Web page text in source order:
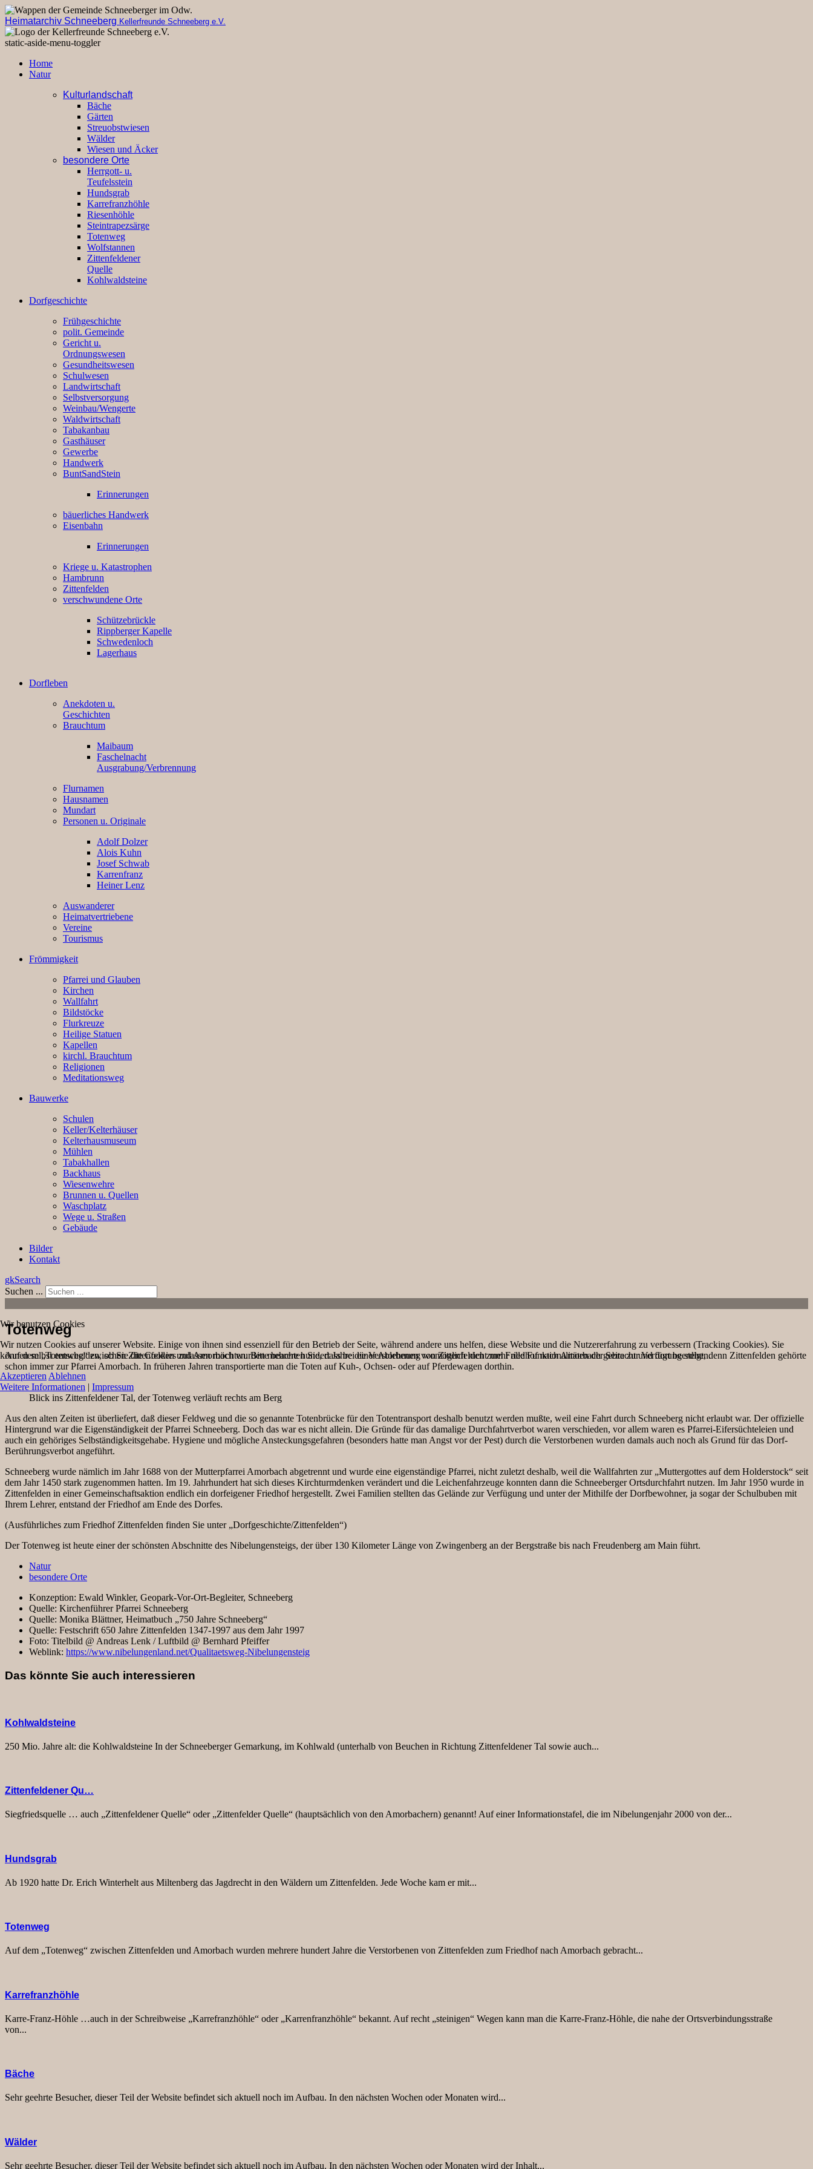
Heimatarchiv Schneeberg Kellerfreunde Schneeberg e.V.
static-aside-menu-toggler
Home
Natur
Kulturlandschaft
Bäche
Gärten
Streuobstwiesen
Wälder
Wiesen und Äcker
besondere Orte
Herrgott- u.
Teufelsstein
Hundsgrab
Karrefranzhöhle
Riesenhöhle
Steintrapezsärge
Totenweg
Wolfstannen
Zittenfeldener
Quelle
Kohlwaldsteine
Dorfgeschichte
Frühgeschichte
polit. Gemeinde
Gericht u.
Ordnungswesen
Gesundheitswesen
Schulwesen
Landwirtschaft
Selbstversorgung
Weinbau/Wengerte
Waldwirtschaft
Tabakanbau
Gasthäuser
Gewerbe
Handwerk
BuntSandStein
Erinnerungen
bäuerliches Handwerk
Eisenbahn
Erinnerungen
Kriege u. Katastrophen
Hambrunn
Zittenfelden
verschwundene Orte
Schützebrückle
Rippberger Kapelle
Schwedenloch
Lagerhaus
Dorfleben
Anekdoten u.
Geschichten
Brauchtum
Maibaum
Faschelnacht
Ausgrabung/Verbrennung
Flurnamen
Hausnamen
Mundart
Personen u. Originale
Adolf Dolzer
Alois Kuhn
Josef Schwab
Karrenfranz
Heiner Lenz
Auswanderer
Heimatvertriebene
Vereine
Tourismus
Frömmigkeit
Pfarrei und Glauben
Kirchen
Wallfahrt
Bildstöcke
Flurkreuze
Heilige Statuen
Kapellen
kirchl. Brauchtum
Religionen
Meditationsweg
Bauwerke
Schulen
Keller/Kelterhäuser
Kelterhausmuseum
Mühlen
Tabakhallen
Backhaus
Wiesenwehre
Brunnen u. Quellen
Waschplatz
Wege u. Straßen
Gebäude
Bilder
Kontakt
gkSearch
Suchen ...
Totenweg
Auf dem „Totenweg“ zwischen Zittenfelden und Amorbach wurden mehrere hundert Jahre die Verstorbenen von Zittenfelden zum Friedhof nach Amorbach gebracht und dort beerdigt, denn Zittenfelden gehörte
schon immer zur Pfarrei Amorbach. In früheren Jahren transportierte man die Toten auf Kuh-, Ochsen- oder auf Pferdewagen dorthin.
Blick ins Zittenfeldener Tal, der Totenweg verläuft rechts am Berg
Aus den alten Zeiten ist überliefert, daß dieser Feldweg und die so genannte Totenbrücke für den Totentransport deshalb benutzt werden mußte, weil eine Fahrt durch Schneeberg nicht erlaubt war. Der offizielle
Hintergrund war die Eigenständigkeit der Pfarrei Schneeberg. Doch das war es nicht allein. Die Gründe für das damalige Durchfahrtverbot waren verschieden, vor allem waren es Pfarrei-Eifersüchteleien und
auch ein gehöriges Selbständigkeitsgehabe. Hygiene und mögliche Ansteckungsgefahren (besonders hatte man Angst vor der Pest) durch die Verstorbenen wurden damals auch noch als Grund für das Dorf-
Berührungsverbot angeführt.
Schneeberg wurde nämlich im Jahr 1688 von der Mutterpfarrei Amorbach abgetrennt und wurde eine eigenständige Pfarrei, nicht zuletzt deshalb, weil die Wallfahrten zur „Muttergottes auf dem Holderstock“ seit
dem Jahr 1450 stark zugenommen hatten. Im 19. Jahrhundert hat sich dieses Kirchturmdenken verändert und die Leichenfahrzeuge konnten dann die Schneeberger Ortsdurchfahrt nutzen. Im Jahr 1950 wurde in
Zittenfelden in einer Gemeinschaftsaktion endlich ein dorfeigener Friedhof hergestellt. Zwei Familien stellten das Gelände zur Verfügung und unter der Mithilfe der Dorfbewohner, ja sogar der Schulbuben mit
Ihrem Lehrer, entstand der Friedhof am Ende des Dorfes.
(Ausführliches zum Friedhof Zittenfelden finden Sie unter „Dorfgeschichte/Zittenfelden“)
Der Totenweg ist heute einer der schönsten Abschnitte des Nibelungensteigs, der über 130 Kilometer Länge von Zwingenberg an der Bergstraße bis nach Freudenberg am Main führt.
Natur
besondere Orte
Konzeption: Ewald Winkler, Geopark-Vor-Ort-Begleiter, Schneeberg
Quelle: Kirchenführer Pfarrei Schneeberg
Quelle: Monika Blättner, Heimatbuch „750 Jahre Schneeberg“
Quelle: Festschrift 650 Jahre Zittenfelden 1347-1997 aus dem Jahr 1997
Foto: Titelbild @ Andreas Lenk / Luftbild @ Bernhard Pfeiffer
Weblink: https://www.nibelungenland.net/Qualitaetsweg-Nibelungensteig
Das könnte Sie auch interessieren
Kohlwaldsteine
250 Mio. Jahre alt: die Kohlwaldsteine In der Schneeberger Gemarkung, im Kohlwald (unterhalb von Beuchen in Richtung Zittenfeldener Tal sowie auch...
Zittenfeldener Qu…
Siegfriedsquelle … auch „Zittenfeldener Quelle“ oder „Zittenfelder Quelle“ (hauptsächlich von den Amorbachern) genannt! Auf einer Informationstafel, die im Nibelungenjahr 2000 von der...
Hundsgrab
Ab 1920 hatte Dr. Erich Winterhelt aus Miltenberg das Jagdrecht in den Wäldern um Zittenfelden. Jede Woche kam er mit...
Totenweg
Auf dem „Totenweg“ zwischen Zittenfelden und Amorbach wurden mehrere hundert Jahre die Verstorbenen von Zittenfelden zum Friedhof nach Amorbach gebracht...
Karrefranzhöhle
Karre-Franz-Höhle …auch in der Schreibweise „Karrefranzhöhle“ oder „Karrenfranzhöhle“ bekannt. Auf recht „steinigen“ Wegen kann man die Karre-Franz-Höhle, die nahe der Ortsverbindungsstraße
von...
Bäche
Sehr geehrte Besucher, dieser Teil der Website befindet sich aktuell noch im Aufbau. In den nächsten Wochen oder Monaten wird...
Wälder
Sehr geehrte Besucher, dieser Teil der Website befindet sich aktuell noch im Aufbau. In den nächsten Wochen oder Monaten wird der Inhalt...
Wir benutzen Cookies
Wir nutzen Cookies auf unserer Website. Einige von ihnen sind essenziell für den Betrieb der Seite, während andere uns helfen, diese Website und die Nutzererfahrung zu verbessern (Tracking Cookies). Sie
können selbst entscheiden, ob Sie die Cookies zulassen möchten. Bitte beachten Sie, dass bei einer Ablehnung womöglich nicht mehr alle Funktionalitäten der Seite zur Verfügung stehen.
Akzeptieren Ablehnen
Weitere Informationen | Impressum